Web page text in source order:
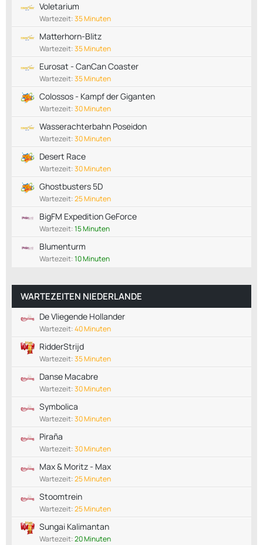
Voletarium
Wartezeit:35 Minuten
Matterhorn-Blitz
Wartezeit:35 Minuten
Eurosat - CanCan Coaster
Wartezeit:35 Minuten
Colossos - Kampf der Giganten
Wartezeit:30 Minuten
Wasserachterbahn Poseidon
Wartezeit:30 Minuten
Desert Race
Wartezeit:30 Minuten
Ghostbusters 5D
Wartezeit:25 Minuten
BigFM Expedition GeForce
Wartezeit:15 Minuten
Blumenturm
Wartezeit:10 Minuten
WARTEZEITEN NIEDERLANDE
De Vliegende Hollander
Wartezeit:40 Minuten
RidderStrijd
Wartezeit:35 Minuten
Danse Macabre
Wartezeit:30 Minuten
Symbolica
Wartezeit:30 Minuten
Piraña
Wartezeit:30 Minuten
Max & Moritz - Max
Wartezeit:25 Minuten
Stoomtrein
Wartezeit:25 Minuten
Sungai Kalimantan
Wartezeit:20 Minuten